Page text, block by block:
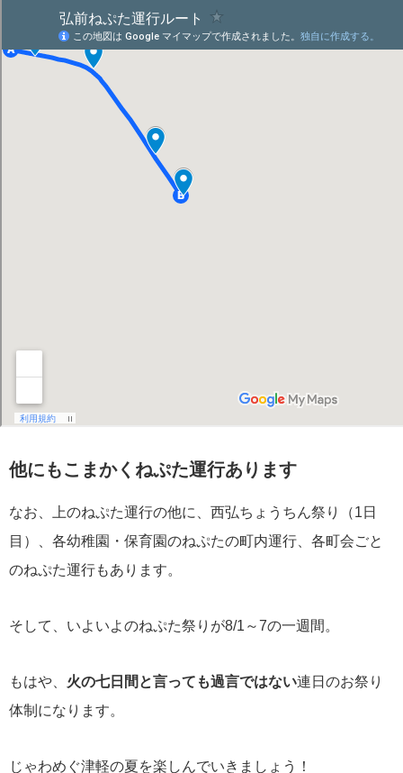
他にもこまかくねぷた運行あります
なお、上のねぷた運行の他に、西弘ちょうちん祭り（1日
目）、各幼稚園・保育園のねぷたの町内運行、各町会ごと
のねぷた運行もあります。
そして、いよいよのねぷた祭りが8/1～7の一週間。
もはや、 火の七日間と言っても過言ではない連日のお祭り
体制になります。
じゃわめぐ津軽の夏を楽しんでいきましょう！